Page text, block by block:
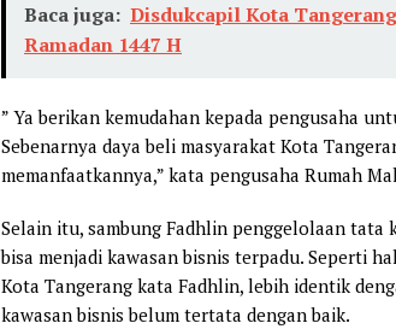
Baca juga: Disdukcapil Kota
Ramadan 1447 H
” Ya berikan kemudahan kepada pengusaha
Sebenarnya daya beli masyarakat Kota
memanfaatkannya,” kata pengusaha Rumah
Selain itu, sambung Fadhlin penggelolaan tata
bisa menjadi kawasan bisnis terpadu. Seperti
Kota Tangerang kata Fadhlin, lebih identik
kawasan bisnis belum tertata dengan baik.